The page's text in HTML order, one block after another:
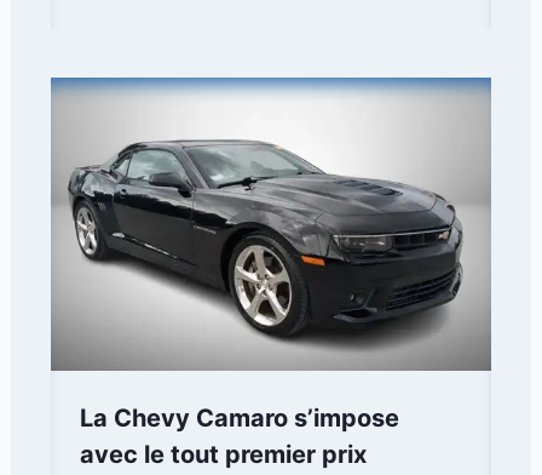
La Chevy Camaro s’impose
avec le tout premier prix